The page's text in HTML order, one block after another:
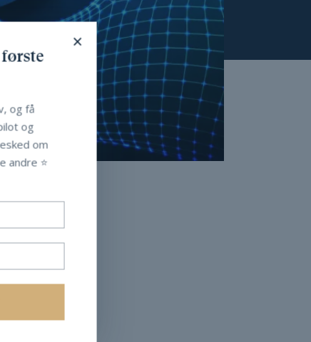
×
første
og få
og
om
andre ⭐️